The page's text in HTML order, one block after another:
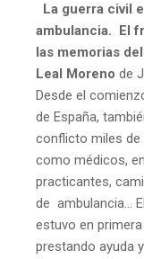
La guerra civil
ambulancia. El
las memorias
Leal Moreno de
Desde el
de España,
conflicto miles de
como médicos,
practicantes,
de ambulancia…
estuvo en
prestando ayuda